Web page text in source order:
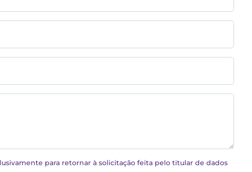
para retornar à solicitação feita pelo titular de dados